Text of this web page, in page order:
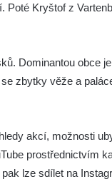
Poté Kryštof z
Dominantou obce je
zbytky věže a
akcí, možnosti
prostřednictvím
lze sdílet na